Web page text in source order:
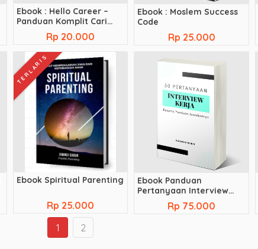
Ebook : Hello Career –
Panduan Komplit Cari
Rp 20.000
Ebook : Moslem Success
Code
Rp 25.000
TERLARIS
Ebook Spiritual Parenting
Rp 25.000
Ebook Panduan
Pertanyaan Interview
Rp 75.000
1
2